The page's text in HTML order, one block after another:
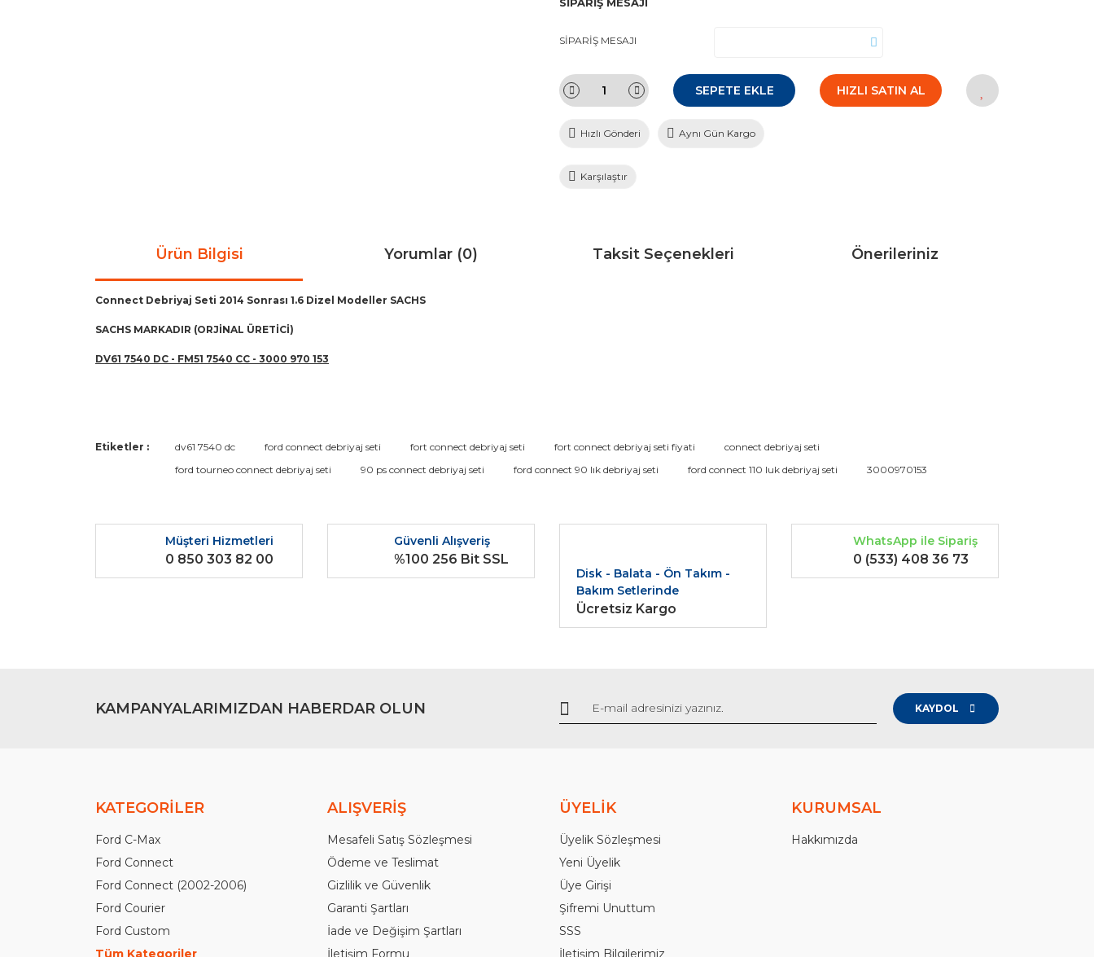
SİPARİŞ MESAJI
SEPETE EKLE HIZLI SATIN AL
Hızlı Gönderi Aynı Gün Kargo
Karşılaştır
Ürün Bilgisi Yorumlar (0) Taksit Seçenekleri Önerileriniz
Connect Debriyaj Seti 2014 Sonrası 1.6 Dizel Modeller SACHS
SACHS MARKADIR (ORJİNAL ÜRETİCİ)
DV61 7540 DC - FM51 7540 CC - 3000 970 153
Bu ürüne ilk yorumu siz yapın!
Bu ürünün fiyat bilgisi, resim, ürün açıklamalarında ve diğer konularda yetersiz gördüğünüz noktaları öneri formunu kullanarak tarafımıza iletebilirsiniz.
Ürün açıklamasında eksik bilgiler bulunuyor.
Ürün bilgilerinde hatalar bulunuyor.
Gönder
Etiketler : dv61 7540 dc ford connect debriyaj seti fort connect debriyaj seti fort connect debriyaj seti fiyati
connect debriyaj seti
ford tourneo connect debriyaj seti
90 ps connect debriyaj seti ford connect 90 lık debriyaj seti ford connect 110 luk debriyaj seti 3000970153
Müşteri Hizmetleri
0 850 303 82 00
Güvenli Alışveriş
%100 256 Bit SSL
Disk - Balata - Ön Takım -
Bakım Setlerinde
Ücretsiz Kargo
WhatsApp ile Sipariş
0 (533) 408 36 73
KAMPANYALARIMIZDAN HABERDAR OLUN KAYDOL
KATEGORİLER
Ford C-Max
Ford Connect
Ford Connect (2002-2006)
Ford Courier
Ford Custom
Tüm Kategoriler
ALIŞVERİŞ
Mesafeli Satış Sözleşmesi
Ödeme ve Teslimat
Gizlilik ve Güvenlik
Garanti Şartları
İade ve Değişim Şartları
İletişim Formu
ÜYELİK
Üyelik Sözleşmesi
Yeni Üyelik
Üye Girişi
Şifremi Unuttum
SSS
İletişim Bilgilerimiz
KURUMSAL
Hakkımızda